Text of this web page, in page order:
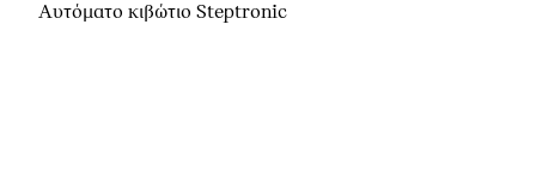
Αυτόματο κιβώτιο Steptronic